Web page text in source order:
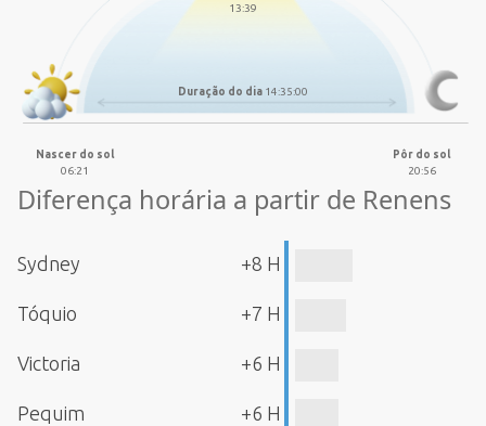
13:39
Duração do dia 14:35:00
Nascer do sol
06:21
Pôr do sol
20:56
Diferença horária a partir de Renens
Sydney +8 H
Tóquio +7 H
Victoria +6 H
Pequim +6 H